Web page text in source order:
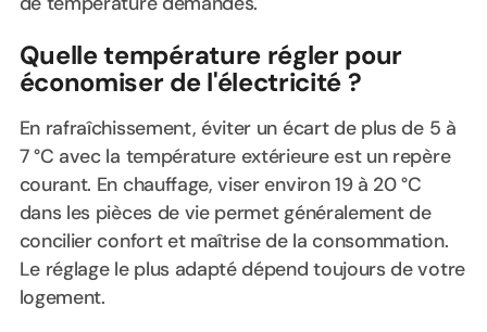
Quelle température régler pour
économiser de l'électricité ?
En rafraîchissement, éviter un écart de plus de 5 à
7 °C avec la température extérieure est un repère
courant. En chauffage, viser environ 19 à 20 °C
dans les pièces de vie permet généralement de
concilier confort et maîtrise de la consommation.
Le réglage le plus adapté dépend toujours de votre
logement.